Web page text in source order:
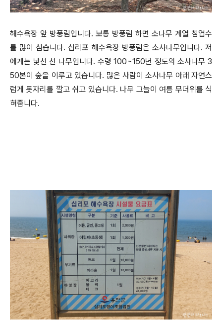
해수욕장 앞 방풍림입니다. 보통 방풍림 하면 소나무 계열 침엽수
를 많이 심습니다. 십리포 해수욕장 방풍림은 소사나무입니다. 저
에게는 낯선 선 나무입니다. 수령 100~150년 정도의 소사나무 3
50본이 숲을 이루고 있습니다. 많은 사람이 소사나무 아래 자연스
럽게 돗자리를 깔고 쉬고 있습니다. 나무 그늘이 여름 무더위를 식
혀줍니다.